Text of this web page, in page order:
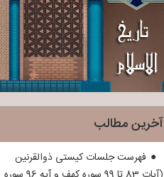
آخرین مطالب
فهرست جلسات کیستی ذوالقرنین